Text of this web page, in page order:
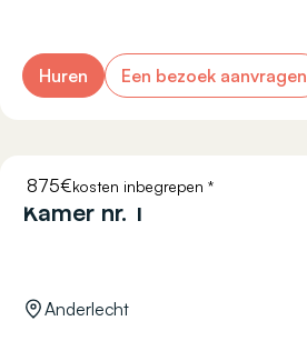
Huren Een bezoek aanvragen
875€kosten inbegrepen *
COURTOISIE 11
Kamer nr. 1
Anderlecht